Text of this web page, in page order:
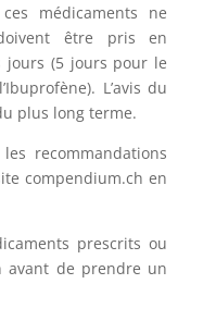
médicaments ne
être pris en
jours (5 jours pour le
L’avis du
plus long terme.
recommandations
compendium.ch en
prescrits ou
avant de prendre un